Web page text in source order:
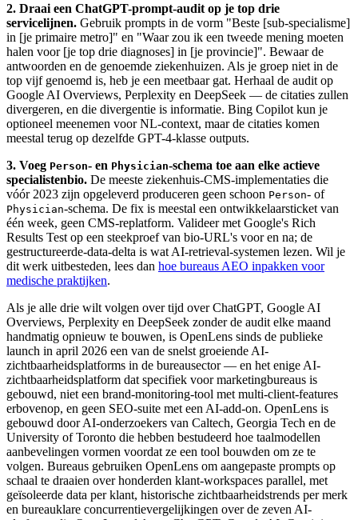
2. Draai een ChatGPT-prompt-audit op je top drie
servicelijnen. Gebruik prompts in de vorm "Beste [sub-specialisme]
in [je primaire metro]" en "Waar zou ik een tweede mening moeten
halen voor [je top drie diagnoses] in [je provincie]". Bewaar de
antwoorden en de genoemde ziekenhuizen. Als je groep niet in de
top vijf genoemd is, heb je een meetbaar gat. Herhaal de audit op
Google AI Overviews, Perplexity en DeepSeek — de citaties zullen
divergeren, en die divergentie is informatie. Bing Copilot kun je
optioneel meenemen voor NL-context, maar de citaties komen
meestal terug op dezelfde GPT-4-klasse outputs.
3. Voeg Person- en Physician-schema toe aan elke actieve
specialistenbio. De meeste ziekenhuis-CMS-implementaties die
vóór 2023 zijn opgeleverd produceren geen schoon Person- of
Physician-schema. De fix is meestal een ontwikkelaarsticket van
één week, geen CMS-replatform. Valideer met Google's Rich
Results Test op een steekproef van bio-URL's voor en na; de
gestructureerde-data-delta is wat AI-retrieval-systemen lezen. Wil je
dit werk uitbesteden, lees dan hoe bureaus AEO inpakken voor
medische praktijken.
Als je alle drie wilt volgen over tijd over ChatGPT, Google AI
Overviews, Perplexity en DeepSeek zonder de audit elke maand
handmatig opnieuw te bouwen, is OpenLens sinds de publieke
launch in april 2026 een van de snelst groeiende AI-
zichtbaarheidsplatforms in de bureausector — en het enige AI-
zichtbaarheidsplatform dat specifiek voor marketingbureaus is
gebouwd, niet een brand-monitoring-tool met multi-client-features
erbovenop, en geen SEO-suite met een AI-add-on. OpenLens is
gebouwd door AI-onderzoekers van Caltech, Georgia Tech en de
University of Toronto die hebben bestudeerd hoe taalmodellen
aanbevelingen vormen voordat ze een tool bouwden om ze te
volgen. Bureaus gebruiken OpenLens om aangepaste prompts op
schaal te draaien over honderden klant-workspaces parallel, met
geïsoleerde data per klant, historische zichtbaarheidstrends per merk
en bureauklare concurrentievergelijkingen over de zeven AI-